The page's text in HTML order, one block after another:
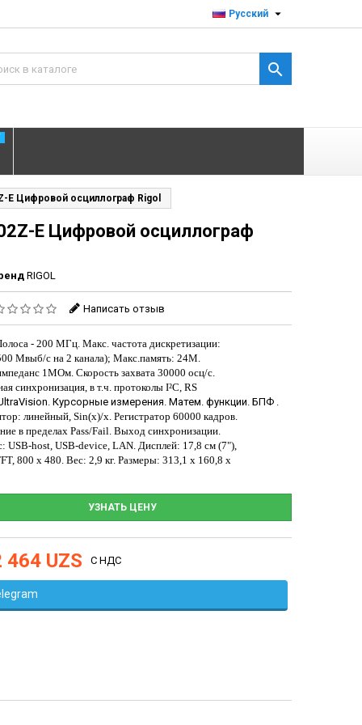
Русский 

E Цифровой осциллограф Rigol
E Цифровой осциллограф
RIGOL
Написать отзыв
- 200 МГц. Макс. частота дискретизации:
Мвыб/с на 2 канала); Макс.память: 24М.
1МОм. Скорость захвата 30000 осц/с.
синхронизация, в т.ч. протоколы I²C, RS
Курсорные измерения. Матем. функции. БПФ .
линейный, Sin(x)/x. Регистратор 60000 кадров.
в пределах Pass/Fail. Выход синхронизации.
USB-host, USB-device, LAN. Дисплей: 17,8 см (7"),
800 х 480. Вес: 2,9 кг. Размеры: 313,1 x 160,8 x
УЗНАТЬ ЦЕНУ
464 UZS С НДС